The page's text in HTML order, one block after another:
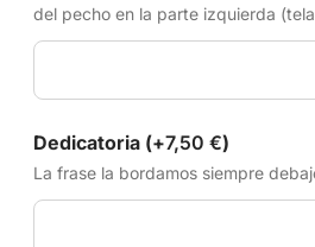
del pecho en la parte izquierda
Dedicatoria (+7,50 €)
La frase la bordamos siempre